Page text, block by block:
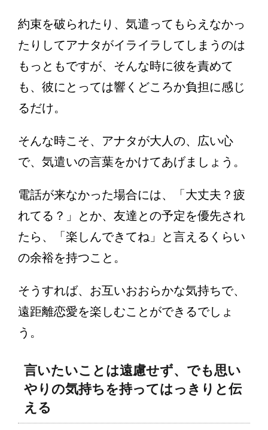
約束を破られたり、気遣ってもらえなかっ
たりしてアナタがイライラしてしまうのは
もっともですが、そんな時に彼を責めて
も、彼にとっては響くどころか負担に感じ
るだけ。
そんな時こそ、アナタが大人の、広い心
で、気遣いの言葉をかけてあげましょう。
電話が来なかった場合には、「大丈夫？疲
れてる？」とか、友達との予定を優先され
たら、「楽しんできてね」と言えるくらい
の余裕を持つこと。
そうすれば、お互いおおらかな気持ちで、
遠距離恋愛を楽しむことができるでしょ
う。
言いたいことは遠慮せず、でも思い
やりの気持ちを持ってはっきりと伝
える